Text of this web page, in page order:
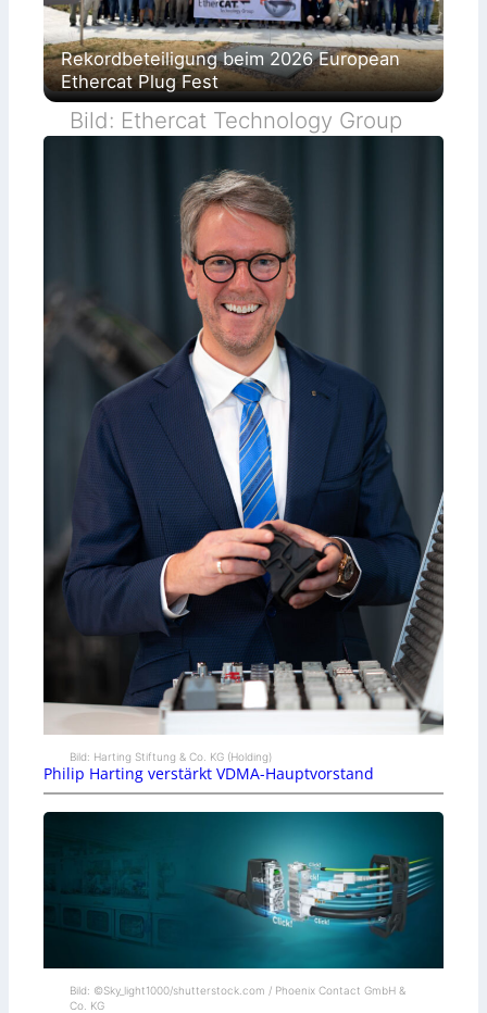
Rekordbeteiligung beim 2026 European
Ethercat Plug Fest
Bild: Ethercat Technology Group
Bild: Harting Stiftung & Co. KG (Holding)
Philip Harting verstärkt VDMA-Hauptvorstand
Bild: ©Sky_light1000/shutterstock.com / Phoenix Contact GmbH &
Co. KG